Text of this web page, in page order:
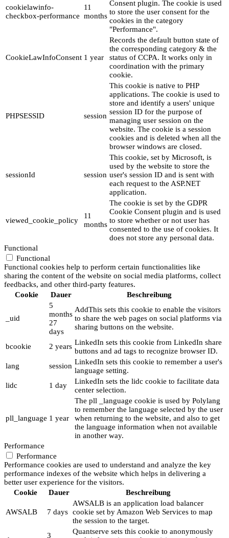
cookielawinfo-
checkbox-performance
11
months
Consent plugin. The cookie is used
to store the user consent for the
cookies in the category
"Performance".
CookieLawInfoConsent 1 year
Records the default button state of
the corresponding category & the
status of CCPA. It works only in
coordination with the primary
cookie.
PHPSESSID session
This cookie is native to PHP
applications. The cookie is used to
store and identify a users' unique
session ID for the purpose of
managing user session on the
website. The cookie is a session
cookies and is deleted when all the
browser windows are closed.
sessionId session
This cookie, set by Microsoft, is
used by the website to store the
user's session ID and is sent with
each request to the ASP.NET
application.
viewed_cookie_policy
11
months
The cookie is set by the GDPR
Cookie Consent plugin and is used
to store whether or not user has
consented to the use of cookies. It
does not store any personal data.
Functional
Functional
Functional cookies help to perform certain functionalities like
sharing the content of the website on social media platforms, collect
feedbacks, and other third-party features.
Cookie
Dauer Beschreibung
_uid
5
months
27
days
AddThis sets this cookie to enable the visitors
to share the web pages on social platforms via
sharing buttons on the website.
bcookie 2 years LinkedIn sets this cookie from LinkedIn share
buttons and ad tags to recognize browser ID.
lang
session LinkedIn sets this cookie to remember a user's
language setting.
lidc
1 day
LinkedIn sets the lidc cookie to facilitate data
center selection.
pll_language 1 year
The pll _language cookie is used by Polylang
to remember the language selected by the user
when returning to the website, and also to get
the language information when not available
in another way.
Performance
Performance
Performance cookies are used to understand and analyze the key
performance indexes of the website which helps in delivering a
better user experience for the visitors.
Cookie
Dauer Beschreibung
AWSALB 7 days
AWSALB is an application load balancer
cookie set by Amazon Web Services to map
the session to the target.
3
Quantserve sets this cookie to anonymously